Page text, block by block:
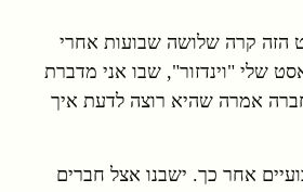
הזה קרה שלושה שבועות אחרי
שלי "וינדזור", שבו אני מדברת
אמרה שהיא רוצה לדעת איך
אחר כך. ישבנו אצל חברים